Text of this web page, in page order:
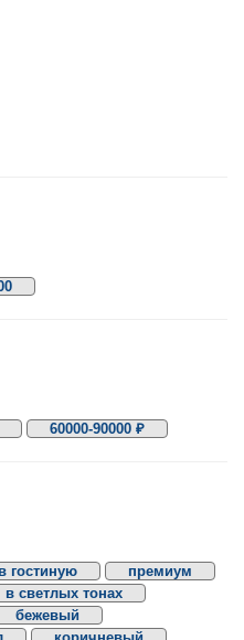
60000-90000 ₽
в гостиную
премиум
в светлых тонах
бежевый